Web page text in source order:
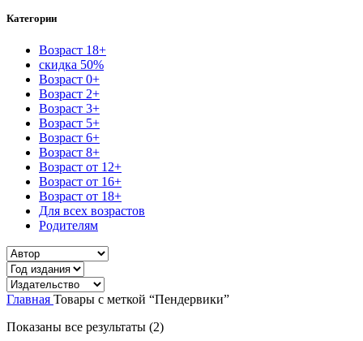
Категории
Возраст 18+
скидка 50%
Возраст 0+
Возраст 2+
Возраст 3+
Возраст 5+
Возраст 6+
Возраст 8+
Возраст от 12+
Возраст от 16+
Возраст от 18+
Для всех возрастов
Родителям
Главная Товары с меткой “Пендервики”
Показаны все результаты (2)Сортировка: